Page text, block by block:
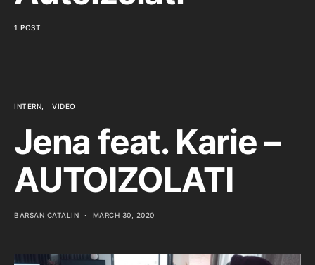
1 POST
INTERN VIDEO
Jena feat. Karie –
AUTOIZOLATI
BARSAN CATALIN MARCH 30, 2020